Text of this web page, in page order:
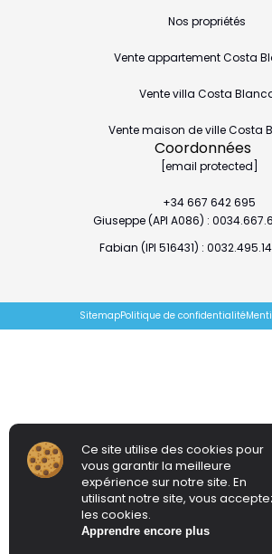
Coordonnées
[email protected]
+34 667 642 695
Giuseppe (API A086) :
Fabian (IPI 516431) :
Nos propriétés
Vente appartement Costa
Vente villa Costa
Vente maison de ville Costa
SitemapPolitique de confidentialité
Ce site utilise des cookies pour
vous garantir la meilleure
expérience sur notre site. En
utilisant notre site, vous
les cookies.
Apprendre encore plus